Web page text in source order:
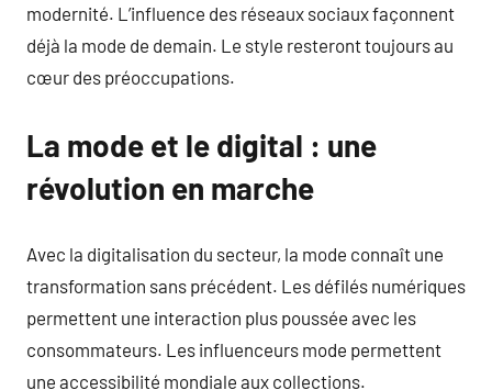
modernité. L’influence des réseaux sociaux façonnent
déjà la mode de demain. Le style resteront toujours au
cœur des préoccupations.
La mode et le digital : une
révolution en marche
Avec la digitalisation du secteur, la mode connaît une
transformation sans précédent. Les défilés numériques
permettent une interaction plus poussée avec les
consommateurs. Les influenceurs mode permettent
une accessibilité mondiale aux collections.